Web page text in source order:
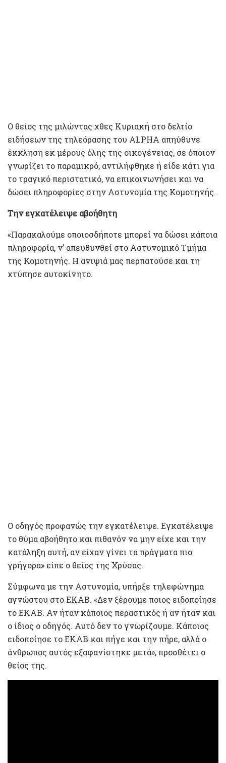
Ο θείος της μιλώντας χθες Κυριακή στο δελτίο
ειδήσεων της τηλεόρασης του ALPHA απηύθυνε
έκκληση εκ μέρους όλης της οικογένειας, σε όποιον
γνωρίζει το παραμικρό, αντιλήφθηκε ή είδε κάτι για
το τραγικό περιστατικό, να επικοινωνήσει και να
δώσει πληροφορίες στην Αστυνομία της Κομοτηνής.
Την εγκατέλειψε αβοήθητη
«Παρακαλούμε οποιοσδήποτε μπορεί να δώσει κάποια
πληροφορία, ν’ απευθυνθεί στο Αστυνομικό Τμήμα
της Κομοτηνής. Η ανιψιά μας περπατούσε και τη
χτύπησε αυτοκίνητο.
Ο οδηγός προφανώς την εγκατέλειψε. Εγκατέλειψε
το θύμα αβοήθητο και πιθανόν να μην είχε και την
κατάληξη αυτή, αν είχαν γίνει τα πράγματα πιο
γρήγορα» είπε ο θείος της Χρύσας.
Σύμφωνα με την Αστυνομία, υπήρξε τηλεφώνημα
αγνώστου στο ΕΚΑΒ. «Δεν ξέρουμε ποιος ειδοποίησε
το ΕΚΑΒ. Αν ήταν κάποιος περαστικός ή αν ήταν και
ο ίδιος ο οδηγός. Αυτό δεν το γνωρίζουμε. Κάποιος
ειδοποίησε το ΕΚΑΒ και πήγε και την πήρε, αλλά ο
άνθρωπος αυτός εξαφανίστηκε μετά», προσθέτει ο
θείος της.